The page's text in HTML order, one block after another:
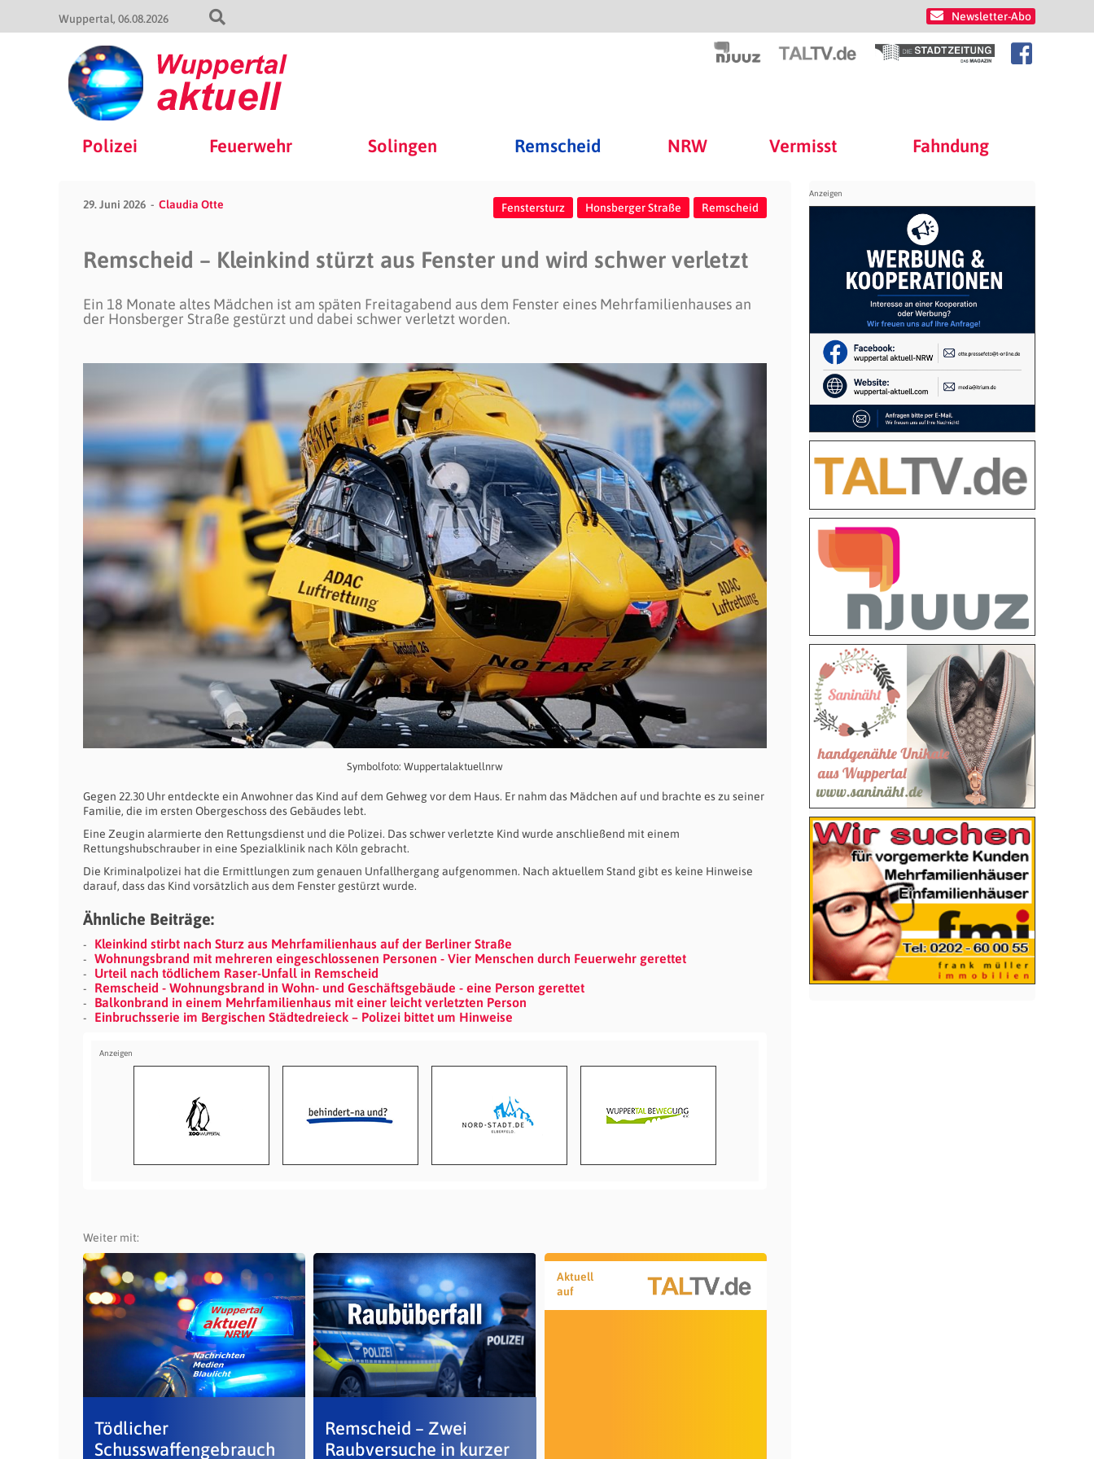
Wuppertal 06.08.2026 Newsletter-Abo
Polizei Feuerwehr Solingen Remscheid NRW Vermisst Fahndung
29. Juni 2026 Claudia Otte Fenstersturz Honsberger Straße Remscheid
Remscheid – Kleinkind stürzt aus Fenster und wird schwer verletzt
Ein 18 Monate altes Mädchen ist am späten Freitagabend aus dem Fenster eines Mehrfamilienhauses an
der Honsberger Straße gestürzt und dabei schwer verletzt worden.
Symbolfoto: Wuppertalaktuellnrw
Gegen 22.30 Uhr entdeckte ein Anwohner das Kind auf dem Gehweg vor dem Haus. Er nahm das Mädchen auf und brachte es zu seiner
Familie, die im ersten Obergeschoss des Gebäudes lebt.
Eine Zeugin alarmierte den Rettungsdienst und die Polizei. Das schwer verletzte Kind wurde anschließend mit einem
Rettungshubschrauber in eine Spezialklinik nach Köln gebracht.
Die Kriminalpolizei hat die Ermittlungen zum genauen Unfallhergang aufgenommen. Nach aktuellem Stand gibt es keine Hinweise
darauf, dass das Kind vorsätzlich aus dem Fenster gestürzt wurde.
Ähnliche Beiträge:
Kleinkind stirbt nach Sturz aus Mehrfamilienhaus auf der Berliner Straße
Wohnungsbrand mit mehreren eingeschlossenen Personen - Vier Menschen durch Feuerwehr gerettet
Urteil nach tödlichem Raser-Unfall in Remscheid
Remscheid - Wohnungsbrand in Wohn- und Geschäftsgebäude - eine Person gerettet
Balkonbrand in einem Mehrfamilienhaus mit einer leicht verletzten Person
Einbruchsserie im Bergischen Städtedreieck – Polizei bittet um Hinweise
Weiter mit:
Tödlicher
Schusswaffengebrauch
Remscheid – Zwei
Raubversuche in kurzer
Aktuell
auf